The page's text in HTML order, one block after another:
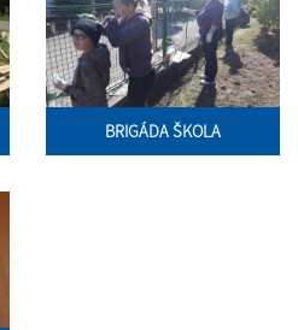
BRIGÁDA ŠKOLA